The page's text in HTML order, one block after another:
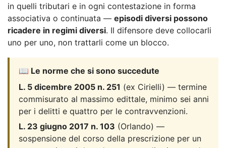
in quelli tributari e in ogni contestazione in forma
associativa o continuata — episodi diversi possono
ricadere in regimi diversi. Il difensore deve collocarli
uno per uno, non trattarli come un blocco.
📖 Le norme che si sono succedute
L. 5 dicembre 2005 n. 251 (ex Cirielli) — termine
commisurato al massimo edittale, minimo sei anni
per i delitti e quattro per le contravvenzioni.
L. 23 giugno 2017 n. 103 (Orlando) —
sospensione del corso della prescrizione per un